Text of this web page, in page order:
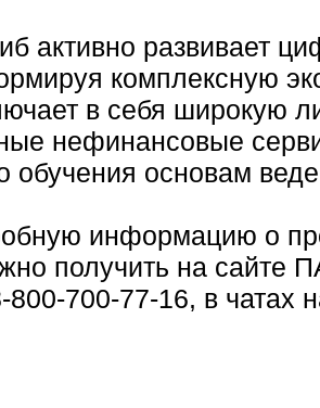
активно развивает
комплексную
в себя широкую
нефинансовые
обучения основам
информацию о
получить на
700-77-16, в чатах